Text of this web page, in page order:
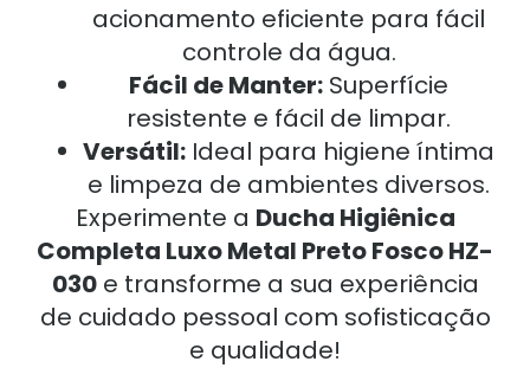
acionamento eficiente para fácil
controle da água.
Fácil de Manter: Superfície
resistente e fácil de limpar.
Versátil: Ideal para higiene íntima
e limpeza de ambientes diversos.
Experimente a Ducha Higiênica
Completa Luxo Metal Preto Fosco HZ-
030e transforme a sua experiência
de cuidado pessoal com sofisticação
e qualidade!